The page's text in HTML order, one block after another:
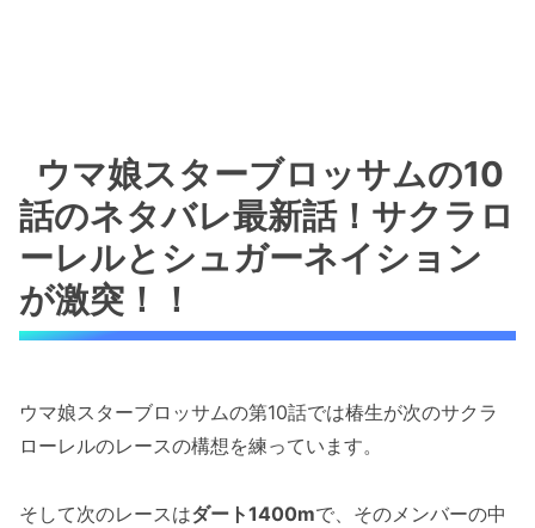
ウマ娘スターブロッサムの10
話のネタバレ最新話！サクラロ
ーレルとシュガーネイション
が激突！！
ウマ娘スターブロッサムの第10話では椿生が次のサクラ
ローレルのレースの構想を練っています。
そして次のレースはダート1400mで、そのメンバーの中